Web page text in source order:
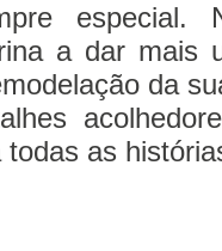
especial.
a dar mais
da
as